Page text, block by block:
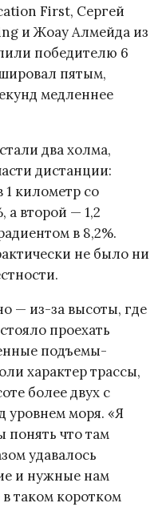
First, Сергей
и Жоау Алмейда из
победителю 6
пятым,
медленнее
два холма,
дистанции:
километр со
а второй — 1,2
в 8,2%.
не было ни
— из-за высоты, где
проехать
подъемы-
характер трассы,
более двух с
уровнем моря. «Я
понять что там
удавалось
и нужные нам
таком коротком